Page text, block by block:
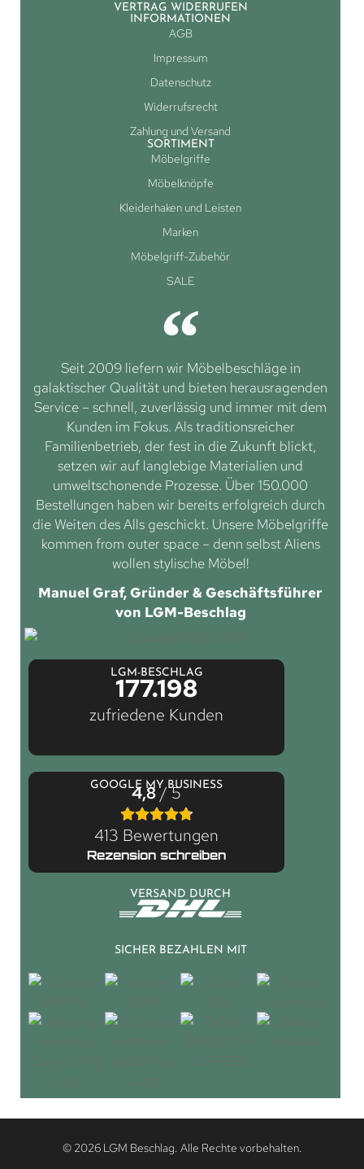
VERTRAG WIDERRUFEN
INFORMATIONEN
AGB
Impressum
Datenschutz
Widerrufsrecht
Zahlung und Versand
SORTIMENT
Möbelgriffe
Möbelknöpfe
Kleiderhaken und Leisten
Marken
Möbelgriff-Zubehör
SALE
Seit 2009 liefern wir Möbelbeschläge in
galaktischer Qualität und bieten herausragenden
Service – schnell, zuverlässig und immer mit dem
Kunden im Fokus. Als traditionsreicher
Familienbetrieb, der fest in die Zukunft blickt,
setzen wir auf langlebige Materialien und
umweltschonende Prozesse. Über 150.000
Bestellungen haben wir bereits erfolgreich durch
die Weiten des Alls geschickt. Unsere Möbelgriffe
kommen from outer space – denn selbst Aliens
wollen stylische Möbel!
Manuel Graf, Gründer & Geschäftsführer
von LGM-Beschlag
LGM-BESCHLAG
177.198
zufriedene Kunden
GOOGLE MY BUSINESS
4,8/ 5
413 Bewertungen
Rezension schreiben
VERSAND DURCH
SICHER BEZAHLEN MIT
© 2026 LGM Beschlag. Alle Rechte vorbehalten.